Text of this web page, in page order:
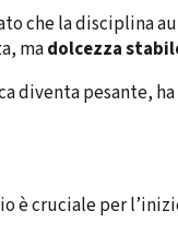
che la disciplina
madolcezza
diventa pesante,
è cruciale per